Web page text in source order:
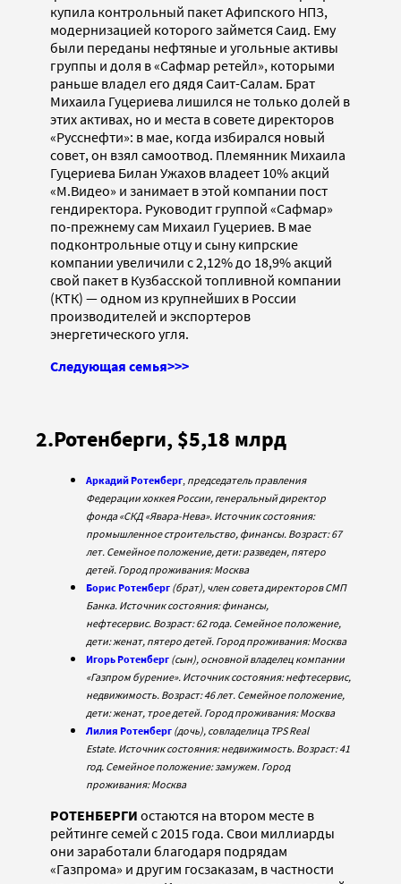
купила контрольный пакет Афипского НПЗ,
модернизацией которого займется Саид. Ему
были переданы нефтяные и угольные активы
группы и доля в «Сафмар ретейл», которыми
раньше владел его дядя Саит-Салам. Брат
Михаила Гуцериева лишился не только долей в
этих активах, но и места в совете директоров
«Русснефти»: в мае, когда избирался новый
совет, он взял самоотвод. Племянник Михаила
Гуцериева Билан Ужахов владеет 10% акций
«М.Видео» и занимает в этой компании пост
гендиректора. Руководит группой «Сафмар»
по-прежнему сам Михаил Гуцериев. В мае
подконтрольные отцу и сыну кипрские
компании увеличили с 2,12% до 18,9% акций
свой пакет в Кузбасской топливной компании
(КТК) — одном из крупнейших в России
производителей и экспортеров
энергетического угля.
Следующая семья>>>
2.Ротенберги, $5,18 млрд
Аркадий Ротенберг, председатель правления
Федерации хоккея России, генеральный директор
фонда «СКД «Явара-Нева». Источник состояния:
промышленное строительство, финансы. Возраст: 67
лет. Семейное положение, дети: разведен, пятеро
детей. Город проживания: Москва
Борис Ротенберг (брат), член совета директоров СМП
Банка. Источник состояния: финансы,
нефтесервис. Возраст: 62 года. Семейное положение,
дети: женат, пятеро детей. Город проживания: Москва
Игорь Ротенберг (сын), основной владелец компании
«Газпром бурение». Источник состояния: нефтесервис,
недвижимость. Возраст: 46 лет. Семейное положение,
дети: женат, трое детей. Город проживания: Москва
Лилия Ротенберг (дочь), совладелица TPS Real
Estate. Источник состояния: недвижимость. Возраст: 41
год. Семейное положение: замужем. Город
проживания: Москва
РОТЕНБЕРГИ остаются на втором месте в
рейтинге семей с 2015 года. Свои миллиарды
они заработали благодаря подрядам
«Газпрома» и другим госзаказам, в частности